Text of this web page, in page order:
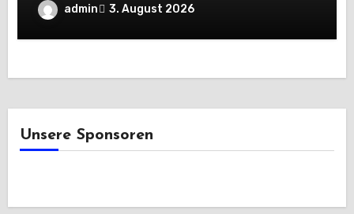
admin 3. August 2026
Unsere Sponsoren